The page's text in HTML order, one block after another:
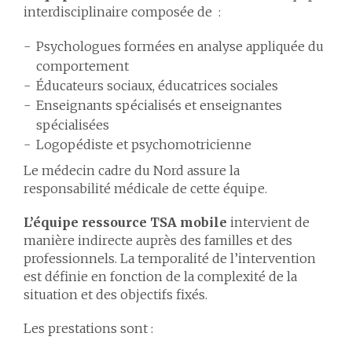
interdisciplinaire composée de :
Psychologues formées en analyse appliquée du
comportement
Éducateurs sociaux, éducatrices sociales
Enseignants spécialisés et enseignantes
spécialisées
Logopédiste et psychomotricienne
Le médecin cadre du Nord assure la
responsabilité médicale de cette équipe.
L’équipe ressource TSA mobile intervient de
manière indirecte auprès des familles et des
professionnels. La temporalité de l’intervention
est définie en fonction de la complexité de la
situation et des objectifs fixés.
Les prestations sont :